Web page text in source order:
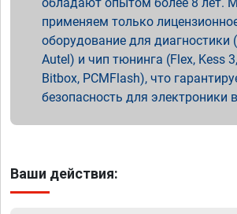
применяем только
оборудование для диагностики
Autel) и чип тюнинга (Flex, Kess
Bitbox, PCMFlash), что
безопасность для электроники
Ваши действия: